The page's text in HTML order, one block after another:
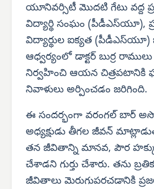
యూనివర్సిటీ మొదటి గేటు వద్ద
విద్యార్థి సంఘం (పీడీఎస్‌యూ),
విద్యార్థుల ఐక్యత
ఆధ్వర్యంలో డాక్టర్ బుర్ర
నిర్వహించి ఆయన చిత్రపటానికి
నివాళులు అర్పించడం జరిగింది.
ఈ సందర్భంగా వరంగల్ బార్
అధ్యక్షుడు తీగల జీవన్
తన జీవితాన్ని మానవ, పౌర
చేశాడని గుర్తు చేశారు. తను
జీవితాలు మెరుగుపరచడానికి